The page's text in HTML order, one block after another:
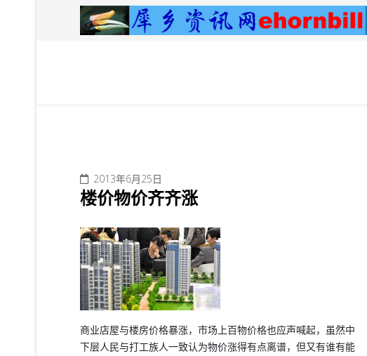
2013年6月25日
楼价物价齐齐涨
商业店屋与楼房价格暴涨，市场上百物价格也应声喊起，虽然中
下层人民与打工族人一致认为物价涨得有点离谱，但又有谁有能